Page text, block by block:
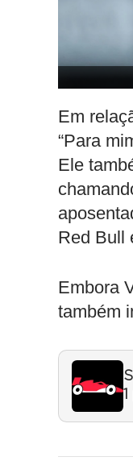
Em
“Para
Ele
Red Bull
Embora
também